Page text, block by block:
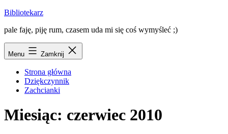
Przejdź
treści
Bibliotekarz
pale faję, piję rum, czasem uda mi się coś wymyśleć ;)
Menu Zamknij
Strona główna
Dziękczynnik
Zachcianki
Miesiąc: czerwiec 2010